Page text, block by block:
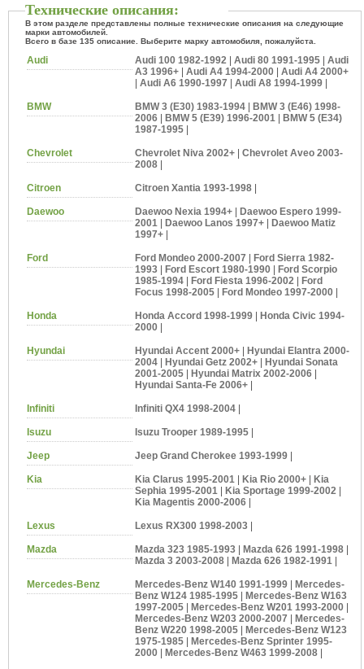
Технические описания:
В этом разделе представлены полные технические описания на следующие
марки автомобилей.
Всего в базе 135 описание. Выберите марку автомобиля, пожалуйста.
Audi Audi 100 1982-1992 | Audi 80 1991-1995 | Audi
A3 1996+ | Audi A4 1994-2000 | Audi A4 2000+
| Audi A6 1990-1997 | Audi A8 1994-1999 |
BMW BMW 3 (E30) 1983-1994 | BMW 3 (E46) 1998-
2006 | BMW 5 (E39) 1996-2001 | BMW 5 (E34)
1987-1995 |
Chevrolet Chevrolet Niva 2002+ | Chevrolet Aveo 2003-
2008 |
Citroen Citroen Xantia 1993-1998 |
Daewoo Daewoo Nexia 1994+ | Daewoo Espero 1999-
2001 | Daewoo Lanos 1997+ | Daewoo Matiz
1997+ |
Ford Ford Mondeo 2000-2007 | Ford Sierra 1982-
1993 | Ford Escort 1980-1990 | Ford Scorpio
1985-1994 | Ford Fiesta 1996-2002 | Ford
Focus 1998-2005 | Ford Mondeo 1997-2000 |
Honda Honda Accord 1998-1999 | Honda Civic 1994-
2000 |
Hyundai Hyundai Accent 2000+ | Hyundai Elantra 2000-
2004 | Hyundai Getz 2002+ | Hyundai Sonata
2001-2005 | Hyundai Matrix 2002-2006 |
Hyundai Santa-Fe 2006+ |
Infiniti Infiniti QX4 1998-2004 |
Isuzu Isuzu Trooper 1989-1995 |
Jeep Jeep Grand Cherokee 1993-1999 |
Kia Kia Clarus 1995-2001 | Kia Rio 2000+ | Kia
Sephia 1995-2001 | Kia Sportage 1999-2002 |
Kia Magentis 2000-2006 |
Lexus Lexus RX300 1998-2003 |
Mazda Mazda 323 1985-1993 | Mazda 626 1991-1998 |
Mazda 3 2003-2008 | Mazda 626 1982-1991 |
Mercedes-Benz Mercedes-Benz W140 1991-1999 | Mercedes-
Benz W124 1985-1995 | Mercedes-Benz W163
1997-2005 | Mercedes-Benz W201 1993-2000 |
Mercedes-Benz W203 2000-2007 | Mercedes-
Benz W220 1998-2005 | Mercedes-Benz W123
1975-1985 | Mercedes-Benz Sprinter 1995-
2000 | Mercedes-Benz W463 1999-2008 |